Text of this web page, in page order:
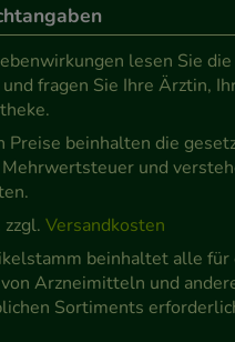
Hierüber lassen sich
die Art und Weise der
sammeln, mit deren Hilfe
Website aber auch die
möglichst relevant
beachten Sie, dass
wie z.B. Google oder
werden.
lesen Sie die
fragen Sie Ihre Ärztin,
Preise beinhalten die
und
Versandkosten
beinhaltet alle für
Arzneimitteln und
Sortiments